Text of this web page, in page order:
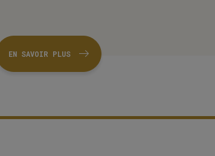
EN SAVOIR PLUS